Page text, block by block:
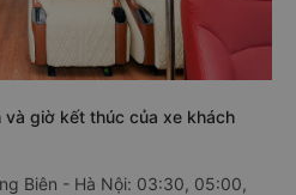
và giờ kết thúc của xe khách
Biên - Hà Nội: 03:30, 05:00,